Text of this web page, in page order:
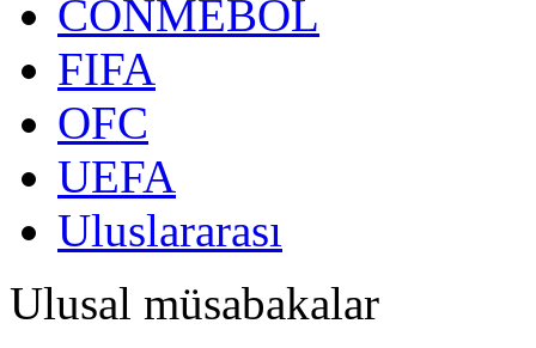
CONMEBOL
FIFA
OFC
UEFA
Uluslararası
Ulusal müsabakalar